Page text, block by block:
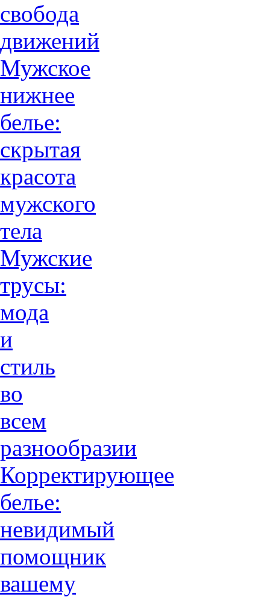
свобода
движений
Мужское
нижнее
белье:
скрытая
красота
мужского
тела
Мужские
трусы:
мода
и
стиль
во
всем
разнообразии
Корректирующее
белье:
невидимый
помощник
вашему